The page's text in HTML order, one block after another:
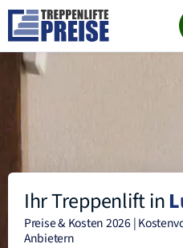
Ihr Treppenlift in
Preise & Kosten 2026 |
Anbietern